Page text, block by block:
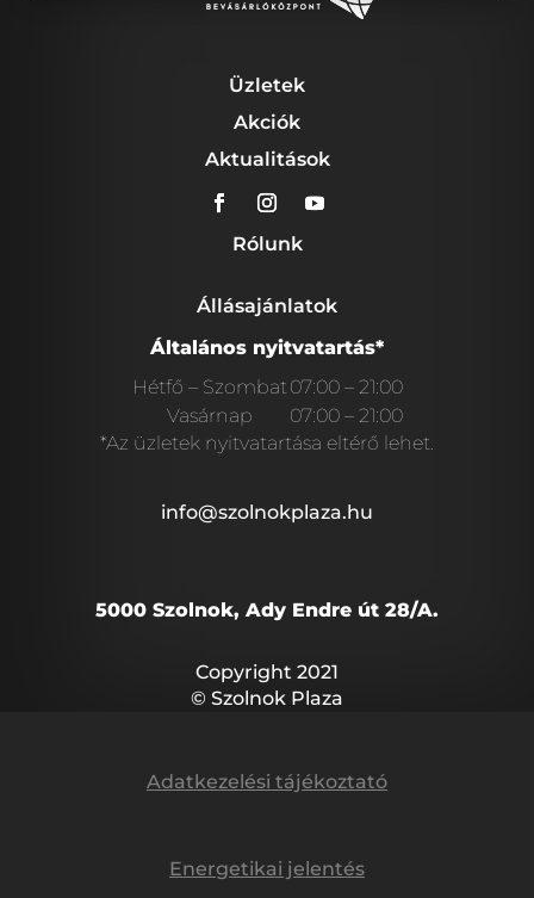
Üzletek
Akciók
Aktualitások
Rólunk
Állásajánlatok
Általános nyitvatartás*
Hétfő – Szombat07:00 – 21:00
Vasárnap
07:00 – 21:00
*Az üzletek nyitvatartása eltérő lehet.
info@szolnokplaza.hu
5000 Szolnok, Ady Endre út 28/A.
Copyright 2021
© Szolnok Plaza
Adatkezelési tájékoztató
Energetikai jelentés